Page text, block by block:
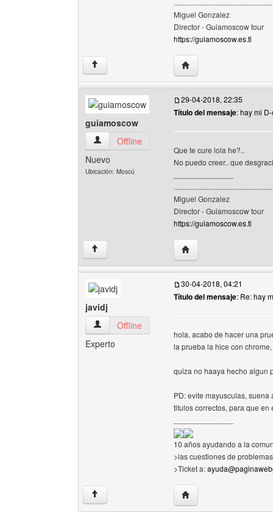
Miguel Gonzalez
Director - Guiamoscow tour
https://guiamoscow.es.tl
↑ Visitar sitio web del
guiamoscow
guiamoscow Ver perfil del usuario
Offline
Nuevo
Ubicación: Moscú
29-04-2018, 22:35
Título del mensaje: hay mi
Que te cure lola he?..
No puedo creer.. que
Miguel Gonzalez
Director - Guiamoscow tour
https://guiamoscow.es.tl
↑ Visitar sitio web del
javidj
javidj Ver perfil del usuario
Offline
Experto
30-04-2018, 04:21
Título del mensaje: Re: hay
hola, acabo de hacer una
la prueba la hice con
quiza no haaya hecho algun
PD: evite mayusculas,
titulos correctos, para que
10 años ayudando a la
>las cuestiones de
>Ticket a:
↑ Visitar sitio web del